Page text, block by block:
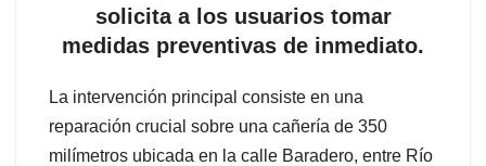
solicita a los usuarios tomar
medidas preventivas de inmediato.
La intervención principal consiste en una
reparación crucial sobre una cañería de 350
milímetros ubicada en la calle Baradero, entre Río